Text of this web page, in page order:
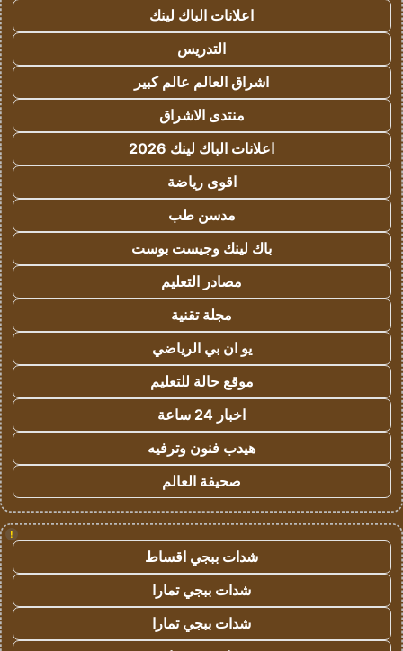
اعلانات الباك لينك
التدريس
اشراق العالم عالم كبير
منتدى الاشراق
اعلانات الباك لينك 2026
اقوى رياضة
مدسن طب
باك لينك وجيست بوست
مصادر التعليم
مجلة تقنية
يو ان بي الرياضي
موقع حالة للتعليم
اخبار 24 ساعة
هيدب فنون وترفيه
صحيفة العالم
!
شدات ببجي اقساط
شدات ببجي تمارا
شدات ببجي تمارا